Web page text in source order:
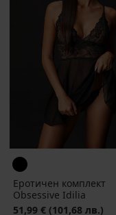
Еротичен комплект
Obsessive Idilia
51,99 € (101,68 лв.)